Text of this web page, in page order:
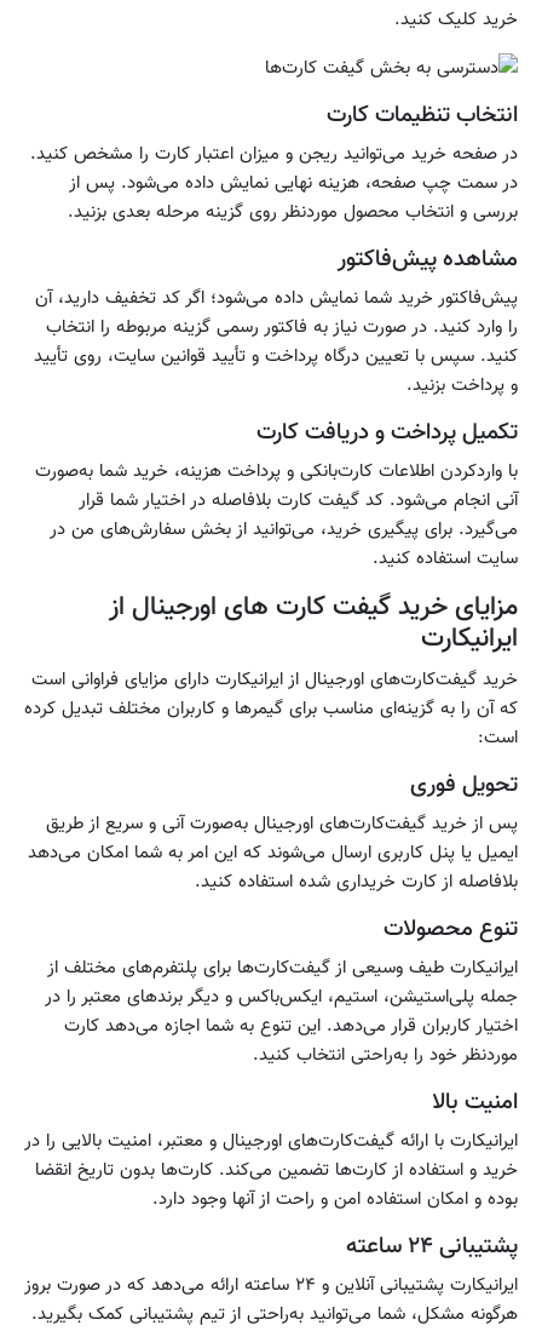
خرید کلیک کنید.
انتخاب تنظیمات کارت
در صفحه خرید می‌توانید ریجن و میزان اعتبار کارت را مشخص کنید.
در سمت چپ صفحه، هزینه نهایی نمایش داده می‌شود. پس از
بررسی و انتخاب محصول موردنظر روی گزینه مرحله بعدی بزنید.
مشاهده پیش‌فاکتور
پیش‌فاکتور خرید شما نمایش داده می‌شود؛ اگر کد تخفیف دارید، آن
را وارد کنید. در صورت نیاز به فاکتور رسمی گزینه مربوطه را انتخاب
کنید. سپس با تعیین درگاه پرداخت و تأیید قوانین سایت، روی تأیید
و پرداخت بزنید.
تکمیل پرداخت و دریافت کارت
با واردکردن اطلاعات کارت‌بانکی و پرداخت هزینه، خرید شما به‌صورت
آنی انجام می‌شود. کد گیفت کارت بلافاصله در اختیار شما قرار
می‌گیرد. برای پیگیری خرید، می‌توانید از بخش سفارش‌های من در
سایت استفاده کنید.
مزایای خرید گیفت کارت های اورجینال از
ایرانیکارت
خرید گیفت‌کارت‌های اورجینال از ایرانیکارت دارای مزایای فراوانی است
که آن را به گزینه‌ای مناسب برای گیمرها و کاربران مختلف تبدیل کرده
است:
تحویل فوری
پس از خرید گیفت‌کارت‌های اورجینال به‌صورت آنی و سریع از طریق
ایمیل یا پنل کاربری ارسال می‌شوند که این امر به شما امکان می‌دهد
بلافاصله از کارت خریداری شده استفاده کنید.
تنوع محصولات
ایرانیکارت طیف وسیعی از گیفت‌کارت‌ها برای پلتفرم‌های مختلف از
جمله پلی‌استیشن، استیم، ایکس‌باکس و دیگر برندهای معتبر را در
اختیار کاربران قرار می‌دهد. این تنوع به شما اجازه می‌دهد کارت
موردنظر خود را به‌راحتی انتخاب کنید.
امنیت بالا
ایرانیکارت با ارائه گیفت‌کارت‌های اورجینال و معتبر، امنیت بالایی را در
خرید و استفاده از کارت‌ها تضمین می‌کند. کارت‌ها بدون تاریخ انقضا
بوده و امکان استفاده امن و راحت از آنها وجود دارد.
پشتیبانی ۲۴ ساعته
ایرانیکارت پشتیبانی آنلاین و ۲۴ ساعته ارائه می‌دهد که در صورت بروز
هرگونه مشکل، شما می‌توانید به‌راحتی از تیم پشتیبانی کمک بگیرید.